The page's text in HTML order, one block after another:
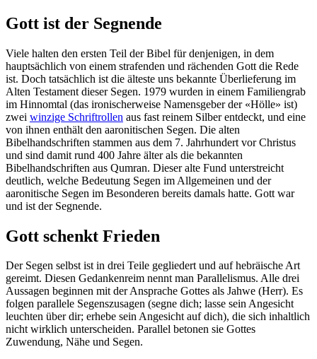
Gott ist der Segnende
Viele halten den ersten Teil der Bibel für denjenigen, in dem
hauptsächlich von einem strafenden und rächenden Gott die Rede
ist. Doch tatsächlich ist die älteste uns bekannte Überlieferung im
Alten Testament dieser Segen. 1979 wurden in einem Familiengrab
im Hinnomtal (das ironischerweise Namensgeber der «Hölle» ist)
zwei winzige Schriftrollen aus fast reinem Silber entdeckt, und eine
von ihnen enthält den aaronitischen Segen. Die alten
Bibelhandschriften stammen aus dem 7. Jahrhundert vor Christus
und sind damit rund 400 Jahre älter als die bekannten
Bibelhandschriften aus Qumran. Dieser alte Fund unterstreicht
deutlich, welche Bedeutung Segen im Allgemeinen und der
aaronitische Segen im Besonderen bereits damals hatte. Gott war
und ist der Segnende.
Gott schenkt Frieden
Der Segen selbst ist in drei Teile gegliedert und auf hebräische Art
gereimt. Diesen Gedankenreim nennt man Parallelismus. Alle drei
Aussagen beginnen mit der Ansprache Gottes als Jahwe (Herr). Es
folgen parallele Segenszusagen (segne dich; lasse sein Angesicht
leuchten über dir; erhebe sein Angesicht auf dich), die sich inhaltlich
nicht wirklich unterscheiden. Parallel betonen sie Gottes
Zuwendung, Nähe und Segen.